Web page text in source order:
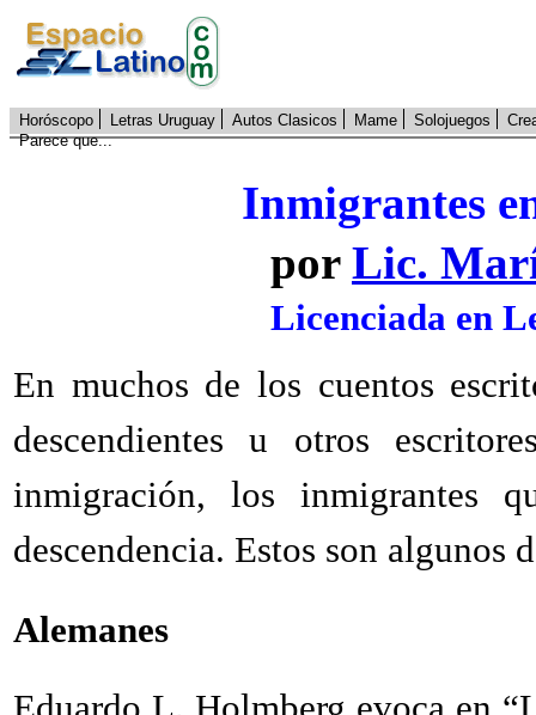
Horóscopo Letras Uruguay Autos Clasicos Mame Solojuegos
Parece que...
Inmigrantes
por Lic.
Licenciada en
En muchos de los cuentos
descendientes u otros
inmigración, los inmigrantes
descendencia. Estos son algunos
Alemanes